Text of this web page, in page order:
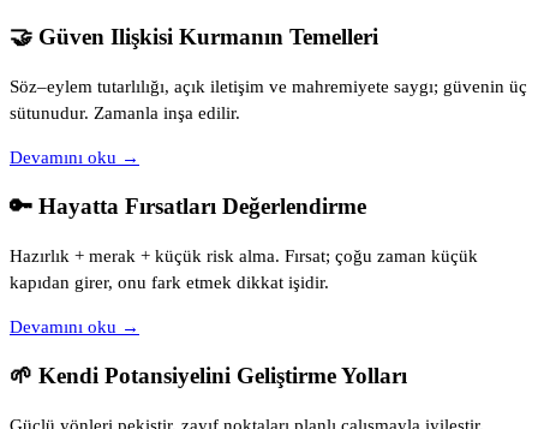
🤝 Güven Ilişkisi Kurmanın Temelleri
Söz–eylem tutarlılığı, açık iletişim ve mahremiyete saygı; güvenin üç
sütunudur. Zamanla inşa edilir.
Devamını oku →
🔑 Hayatta Fırsatları Değerlendirme
Hazırlık + merak + küçük risk alma. Fırsat; çoğu zaman küçük
kapıdan girer, onu fark etmek dikkat işidir.
Devamını oku →
🌱 Kendi Potansiyelini Geliştirme Yolları